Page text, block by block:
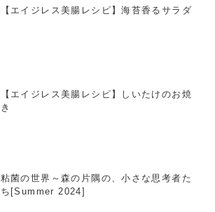
【エイジレス美腸レシピ】海苔香るサラダ
【エイジレス美腸レシピ】しいたけのお焼
き
粘菌の世界～森の片隅の、小さな思考者た
ち[Summer 2024]